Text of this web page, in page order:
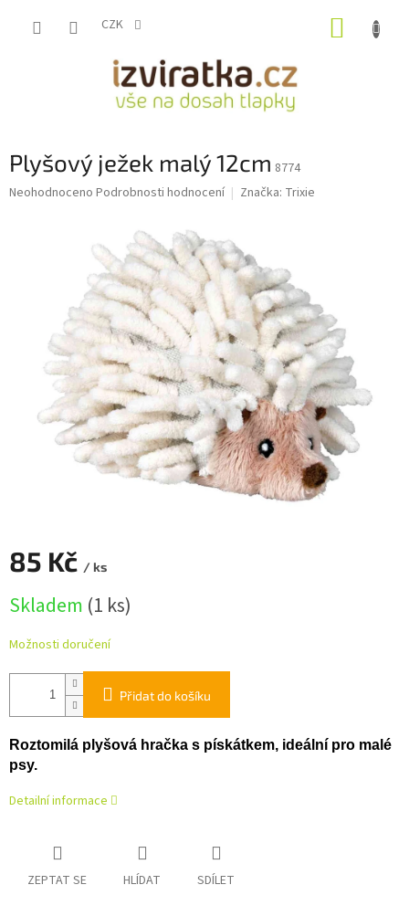
CZK
Plyšový ježek malý 12cm 8774
Průměrné
Neohodnoceno Podrobnosti hodnocení Značka: Trixie
85 Kč / ks
cena:
Skladem (1 ks)
Možnosti doručení
Přidat do košíku
Roztomilá plyšová hračka s pískátkem, ideální pro malé
psy.
Detailní informace
ZEPTAT SE HLÍDAT SDÍLET